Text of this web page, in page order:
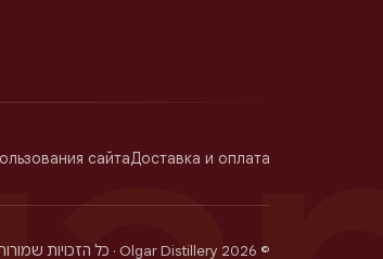
Доставка и оплата
сайта
©
2026